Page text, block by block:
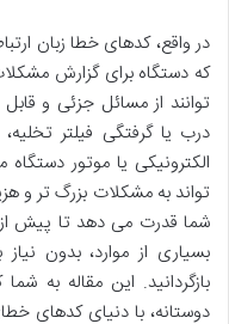
در واقع، کدهای خطا زبان
که دستگاه برای گزارش
توانند از مسائل جزئی و
درب یا گرفتگی فیلتر
الکترونیکی یا موتور
تواند به مشکلات بزرگ تر و
شما قدرت می دهد تا پیش
بسیاری از موارد، بدون
بازگردانید. این مقاله به
دوستانه، با دنیای کدهای